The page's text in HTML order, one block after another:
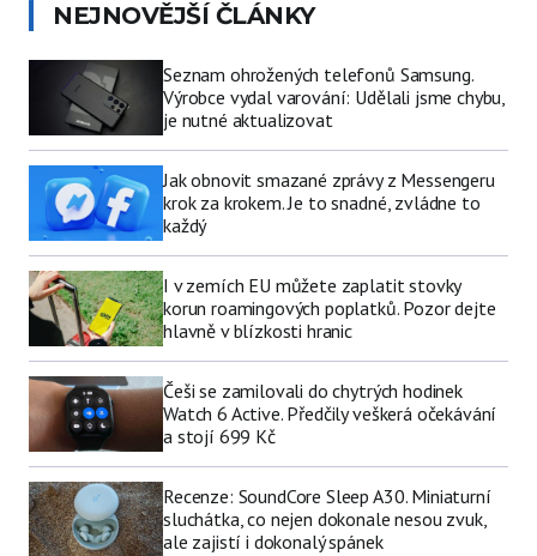
NEJNOVĚJŠÍ ČLÁNKY
Seznam ohrožených telefonů Samsung.
Výrobce vydal varování: Udělali jsme chybu,
je nutné aktualizovat
Jak obnovit smazané zprávy z Messengeru
krok za krokem. Je to snadné, zvládne to
každý
I v zemích EU můžete zaplatit stovky
korun roamingových poplatků. Pozor dejte
hlavně v blízkosti hranic
Češi se zamilovali do chytrých hodinek
Watch 6 Active. Předčily veškerá očekávání
a stojí 699 Kč
Recenze: SoundCore Sleep A30. Miniaturní
sluchátka, co nejen dokonale nesou zvuk,
ale zajistí i dokonalý spánek